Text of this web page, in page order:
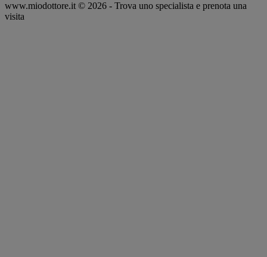
www.miodottore.it © 2026 - Trova uno specialista e prenota una
visita